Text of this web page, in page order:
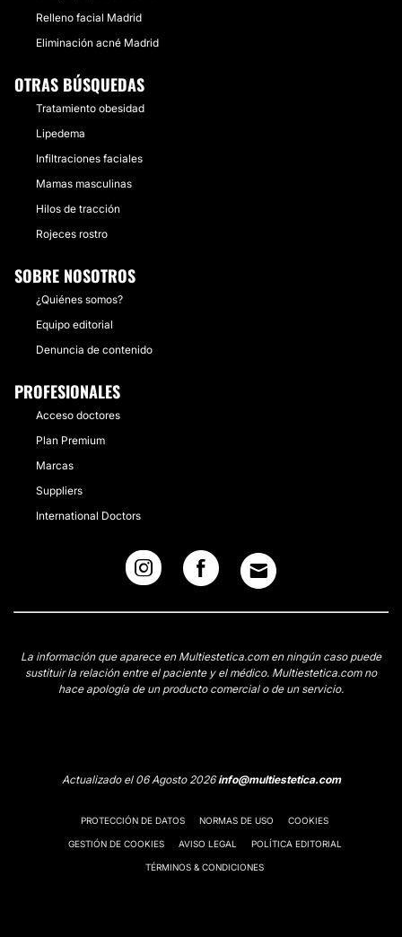
Relleno facial Madrid
Eliminación acné Madrid
OTRAS BÚSQUEDAS
Tratamiento obesidad
Lipedema
Infiltraciones faciales
Mamas masculinas
Hilos de tracción
Rojeces rostro
SOBRE NOSOTROS
¿Quiénes somos?
Equipo editorial
Denuncia de contenido
PROFESIONALES
Acceso doctores
Plan Premium
Marcas
Suppliers
International Doctors
La información que aparece en Multiestetica.com en ningún caso puede
sustituir la relación entre el paciente y el médico. Multiestetica.com no
hace apología de un producto comercial o de un servicio.
Actualizado el 06 Agosto 2026info@multiestetica.com
PROTECCIÓN DE DATOS NORMAS DE USO COOKIES
GESTIÓN DE COOKIES AVISO LEGAL POLÍTICA EDITORIAL
TÉRMINOS & CONDICIONES